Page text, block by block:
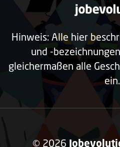
Hinweis: Alle hier
und -
gleichermaßen alle
ein.
© 2026